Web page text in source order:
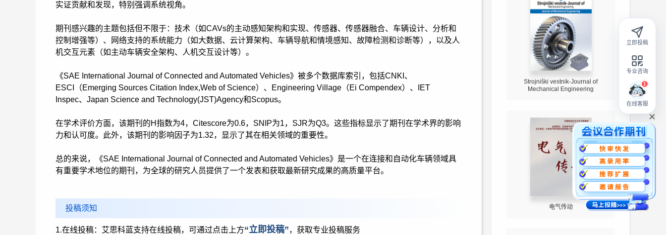
实证贡献和发现，特别强调系统视角。
期刊感兴趣的主题包括但不限于：技术（如CAVs的主动感知架构和实现、传感器、传感器融合、车辆设计、分析和
控制增强等）、网络支持的系统能力（如大数据、云计算架构、车辆导航和情境感知、故障检测和诊断等），以及人
机交互元素（如主动车辆安全架构、人机交互设计等）。
《SAE International Journal of Connected and Automated Vehicles》被多个数据库索引，包括CNKI、
ESCI（Emerging Sources Citation Index,Web of Science）、Engineering Village（Ei Compendex）、IET
Inspec、Japan Science and Technology(JST)Agency和Scopus。
在学术评价方面，该期刊的H指数为4，Citescore为0.6，SNIP为1，SJR为Q3。这些指标显示了期刊在学术界的影响
力和认可度。此外，该期刊的影响因子为1.32，显示了其在相关领域的重要性。
总的来说，《SAE International Journal of Connected and Automated Vehicles》是一个在连接和自动化车辆领域具
有重要学术地位的期刊，为全球的研究人员提供了一个发表和获取最新研究成果的高质量平台。
投稿须知
1.在线投稿：艾思科蓝支持在线投稿，可通过点击上方“立即投稿”，获取专业投稿服务
Strojniški vestnik-Journal of
Mechanical Engineering
立即投稿
专业咨询
在线客服